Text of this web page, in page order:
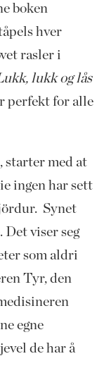
boken
hver
rasler i
lukk og lås
perfekt for alle
starter med at
ingen har sett
Synet
Det viser seg
som aldri
Tyr, den
egne
de har å